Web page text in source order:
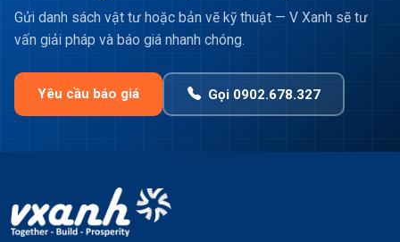
Gửi danh sách vật tư hoặc bản vẽ kỹ thuật — V Xanh sẽ tư
vấn giải pháp và báo giá nhanh chóng.
Yêu cầu báo giá Gọi 0902.678.327